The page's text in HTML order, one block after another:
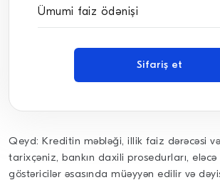
Ümumi faiz ödənişi
Sifariş et
Qeyd: Kreditin məbləği, illik faiz dərəcəsi
tarixçəniz, bankın daxili prosedurları,
göstəricilər əsasında müəyyən edilir və